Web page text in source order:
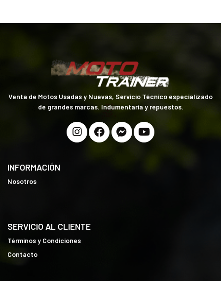
Venta de Motos Usadas y Nuevas, Servicio Técnico especializado
de grandes marcas. Indumentaria y repuestos.
INFORMACIÓN
Nosotros
SERVICIO AL CLIENTE
Términos y Condiciones
Contacto